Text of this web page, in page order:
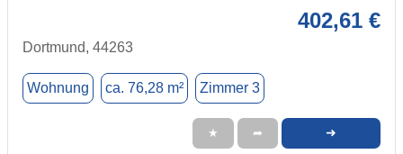
402,61 €
Dortmund, 44263
Wohnung ca. 76,28 m² Zimmer 3
★ ➦ ➜